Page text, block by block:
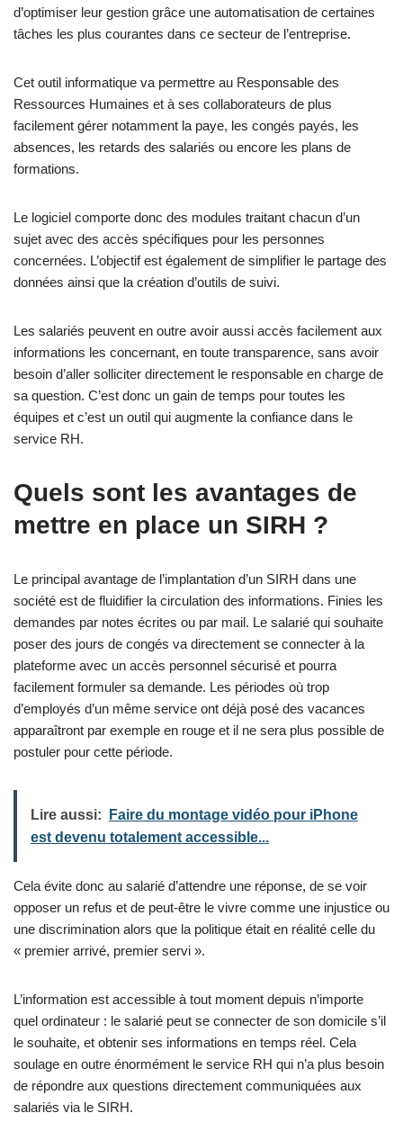
d’optimiser leur gestion grâce une automatisation de certaines
tâches les plus courantes dans ce secteur de l’entreprise.
Cet outil informatique va permettre au Responsable des
Ressources Humaines et à ses collaborateurs de plus
facilement gérer notamment la paye, les congés payés, les
absences, les retards des salariés ou encore les plans de
formations.
Le logiciel comporte donc des modules traitant chacun d’un
sujet avec des accès spécifiques pour les personnes
concernées. L’objectif est également de simplifier le partage des
données ainsi que la création d’outils de suivi.
Les salariés peuvent en outre avoir aussi accès facilement aux
informations les concernant, en toute transparence, sans avoir
besoin d’aller solliciter directement le responsable en charge de
sa question. C’est donc un gain de temps pour toutes les
équipes et c’est un outil qui augmente la confiance dans le
service RH.
Quels sont les avantages de
mettre en place un SIRH ?
Le principal avantage de l’implantation d’un SIRH dans une
société est de fluidifier la circulation des informations. Finies les
demandes par notes écrites ou par mail. Le salarié qui souhaite
poser des jours de congés va directement se connecter à la
plateforme avec un accès personnel sécurisé et pourra
facilement formuler sa demande. Les périodes où trop
d’employés d’un même service ont déjà posé des vacances
apparaîtront par exemple en rouge et il ne sera plus possible de
postuler pour cette période.
Lire aussi:
Faire du montage vidéo pour iPhone
est devenu totalement accessible...
Cela évite donc au salarié d’attendre une réponse, de se voir
opposer un refus et de peut-être le vivre comme une injustice ou
une discrimination alors que la politique était en réalité celle du
« premier arrivé, premier servi ».
L’information est accessible à tout moment depuis n’importe
quel ordinateur : le salarié peut se connecter de son domicile s’il
le souhaite, et obtenir ses informations en temps réel. Cela
soulage en outre énormément le service RH qui n’a plus besoin
de répondre aux questions directement communiquées aux
salariés via le SIRH.